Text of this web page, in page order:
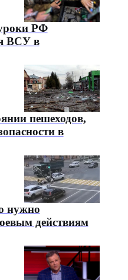
РФ
ВСУ в
пешеходов,
в
нужно
действиям